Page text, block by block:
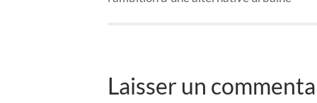
Laisser un